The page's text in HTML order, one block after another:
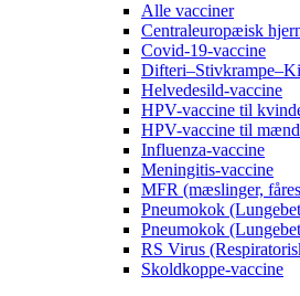
Alle vacciner
Centraleuropæisk
Covid-19-vaccine
Helvedesild-vaccine
HPV-vaccine til
HPV-vaccine til mænd
Influenza-vaccine
Meningitis-vaccine
MFR (mæslinger,
Pneumokok
Pneumokok
RS Virus
Skoldkoppe-vaccine